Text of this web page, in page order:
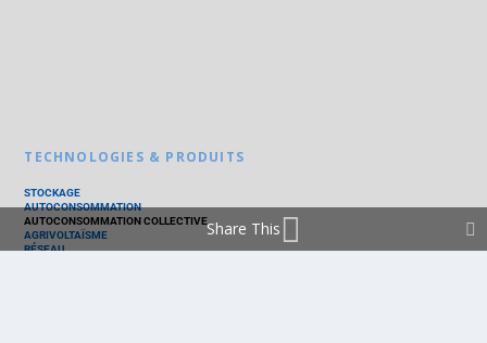
TECHNOLOGIES & PRODUITS
STOCKAGE
AUTOCONSOMMATION
AUTOCONSOMMATION COLLECTIVE
AGRIVOLTAÏSME
RÉSEAU
Share This